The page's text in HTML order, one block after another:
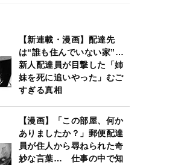
【新連載・漫画】配達先
は“誰も住んでいない家”…
新人配達員が目撃した「姉
妹を死に追いやった」むご
すぎる真相
【漫画】「この部屋、何か
ありましたか？」郵便配達
員が住人から尋ねられた奇
妙な言葉… 仕事の中で知